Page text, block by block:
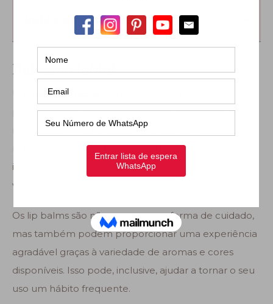
Índice de conteúdo
Bálsamo labial
bálsamo labial
para hidratar e proteger os lábios. Geralmente, é uma
mistura de ingredientes emolientes, como ceras
naturais, óleos vegetais, manteigas e às vezes
ingredientes adicionais, como extratos de plantas,
vitaminas ou agentes aromatizantes.
Os lip balms são não apenas uma forma de cuidado,
mas também podem proporcionar uma experiência
agradável graças à variedade de aromas e cores
disponíveis. Isso pode, inclusive, ajudar a tornar o seu
uso um hábito frequente.